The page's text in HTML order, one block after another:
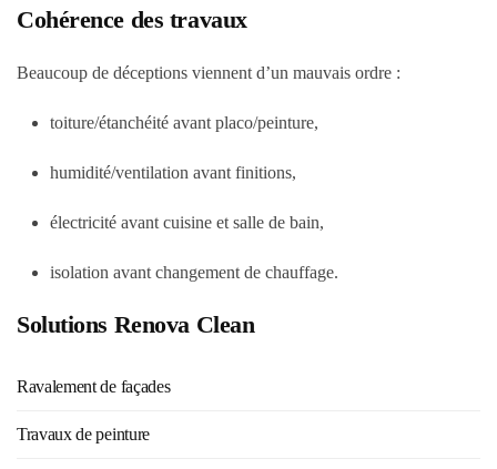
Cohérence des travaux
Beaucoup de déceptions viennent d’un mauvais ordre :
toiture/étanchéité avant placo/peinture,
humidité/ventilation avant finitions,
électricité avant cuisine et salle de bain,
isolation avant changement de chauffage.
Solutions Renova Clean
Ravalement de façades
Travaux de peinture